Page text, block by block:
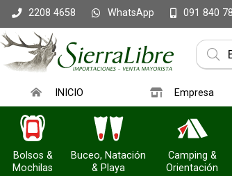
2208 4658 WhatsApp 091 840
INICIO Empresa
Bolsos &
Mochilas
Buceo, Natación
& Playa
Camping &
Orientación